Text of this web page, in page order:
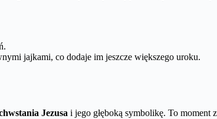
jajkami, co dodaje im jeszcze większego uroku.
Jezusa i jego głęboką symbolikę. To moment